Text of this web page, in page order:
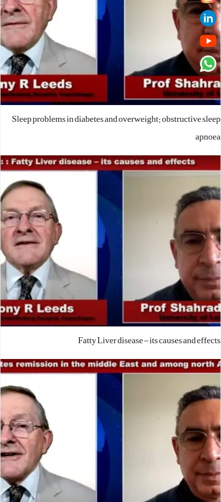
Sleep problems in diabetes and overweight: obstructive sleep
apnoea
Fatty Liver disease – its causes and effects